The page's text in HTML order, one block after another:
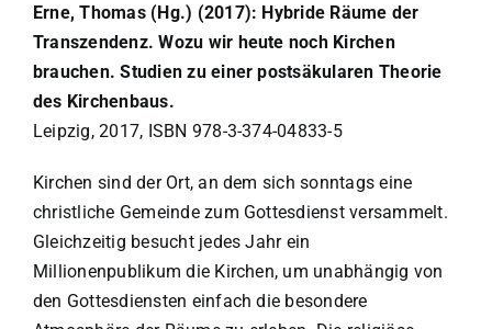
Erne, Thomas (Hg.) (2017): Hybride Räume der
Transzendenz. Wozu wir heute noch Kirchen
brauchen. Studien zu einer postsäkularen Theorie
des Kirchenbaus.
Leipzig, 2017, ISBN 978-3-374-04833-5
Kirchen sind der Ort, an dem sich sonntags eine
christliche Gemeinde zum Gottesdienst versammelt.
Gleichzeitig besucht jedes Jahr ein
Millionenpublikum die Kirchen, um unabhängig von
den Gottesdiensten einfach die besondere